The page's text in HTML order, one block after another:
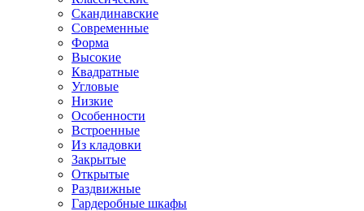
Скандинавские
Современные
Форма
Высокие
Квадратные
Угловые
Низкие
Особенности
Встроенные
Из кладовки
Закрытые
Открытые
Раздвижные
Гардеробные шкафы